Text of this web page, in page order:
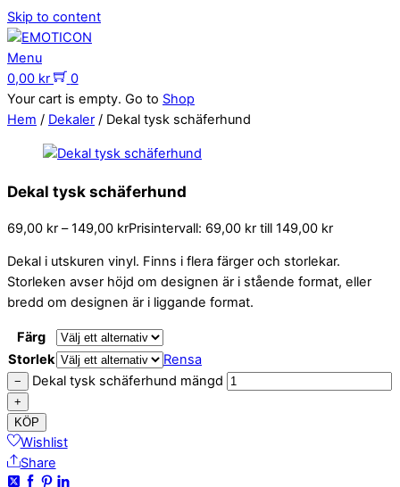
Skip to content
Menu
0,00 kr
0
Your cart is empty. Go to Shop
Hem / Dekaler / Dekal tysk schäferhund
Dekal tysk schäferhund
69,00 kr – 149,00 krPrisintervall: 69,00 kr till 149,00 kr
Dekal i utskuren vinyl. Finns i flera färger och storlekar.
Storleken avser höjd om designen är i stående format, eller
bredd om designen är i liggande format.
Färg
Storlek
Rensa
− Dekal tysk schäferhund mängd
+
KÖP
Wishlist
Share